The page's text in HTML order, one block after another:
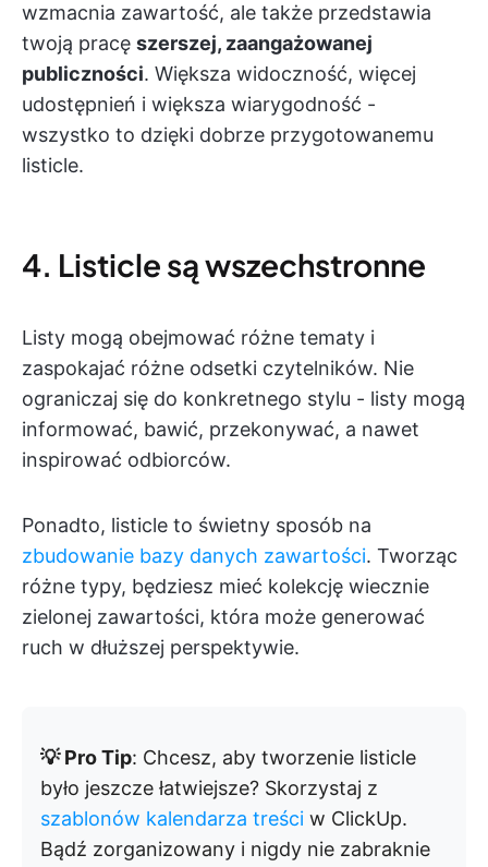
wzmacnia zawartość, ale także przedstawia
twoją pracę szerszej, zaangażowanej
publiczności. Większa widoczność, więcej
udostępnień i większa wiarygodność -
wszystko to dzięki dobrze przygotowanemu
listicle.
4. Listicle są wszechstronne
Listy mogą obejmować różne tematy i
zaspokajać różne odsetki czytelników. Nie
ograniczaj się do konkretnego stylu - listy mogą
informować, bawić, przekonywać, a nawet
inspirować odbiorców.
Ponadto, listicle to świetny sposób na
zbudowanie bazy danych zawartości. Tworząc
różne typy, będziesz mieć kolekcję wiecznie
zielonej zawartości, która może generować
ruch w dłuższej perspektywie.
💡 Pro Tip: Chcesz, aby tworzenie listicle
było jeszcze łatwiejsze? Skorzystaj z
szablonów kalendarza treści w ClickUp.
Bądź zorganizowany i nigdy nie zabraknie